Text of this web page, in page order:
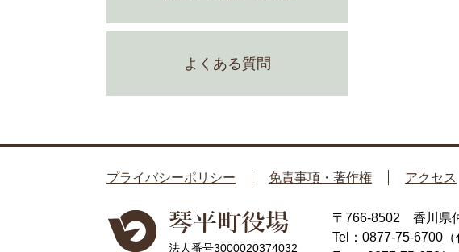
よくある質問
プライバシーポリシー 免責事項・著作権 アクセス
法人番号3000020374032
〒766-8502 香川県
Tel：0877-75-6700（